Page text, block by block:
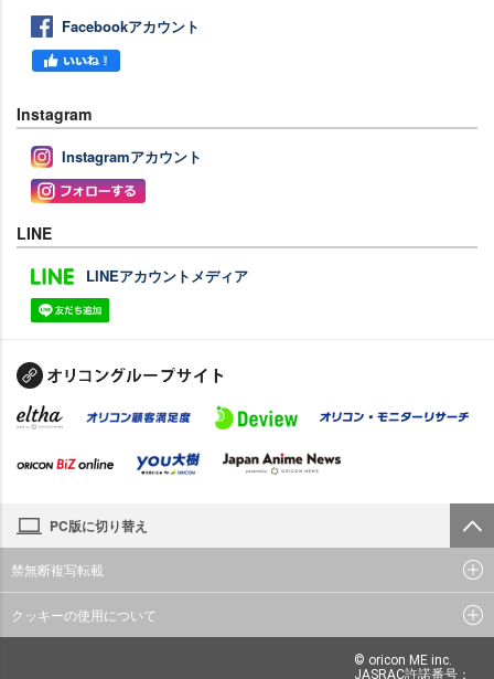
Facebookアカウント
Instagram
Instagramアカウント
LINE
LINEアカウントメディア
PC版に切り替え
禁無断複写転載
クッキーの使用について
© oricon ME inc.
JASRAC許諾番号：